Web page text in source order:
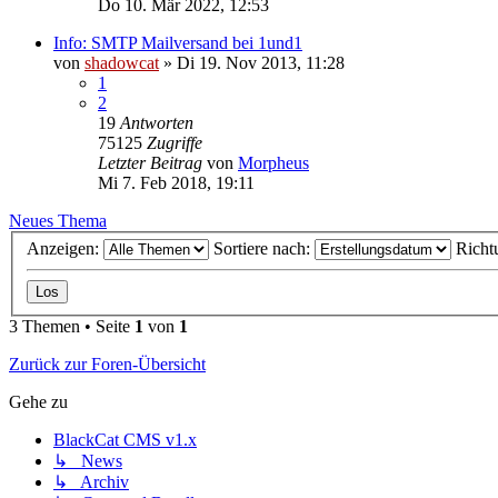
Do 10. Mär 2022, 12:53
Info: SMTP Mailversand bei 1und1
von shadowcat » Di 19. Nov 2013, 11:28
1
2
19 Antworten
75125 Zugriffe
Letzter Beitrag von Morpheus
Mi 7. Feb 2018, 19:11
Neues Thema
Anzeigen:
Sortiere nach:
3 Themen • Seite 1 von 1
Zurück zur Foren-Übersicht
Gehe zu
BlackCat CMS v1.x
↳ News
↳ Archiv